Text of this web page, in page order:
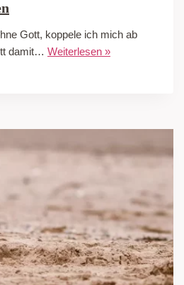
Gott, koppele ich mich ab
damit… Weiterlesen »